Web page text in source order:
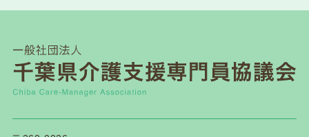
千葉県「カスハラ相談センター」に居宅介護支援
事業所等が追加されました